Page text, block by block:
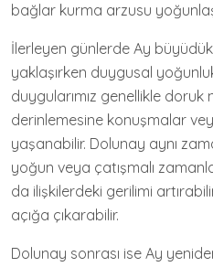
bağlar kurma arzusu
İlerleyen günlerde Ay
yaklaşırken duygusal
duygularımız genellikle doruk
derinlemesine konuşmalar
yaşanabilir. Dolunay aynı
yoğun veya çatışmalı
da ilişkilerdeki gerilimi
açığa çıkarabilir.
Dolunay sonrası ise Ay